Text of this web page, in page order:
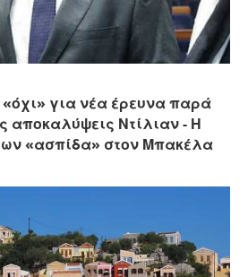
για νέα έρευνα παρά
αποκαλύψεις Ντίλιαν - Η
«ασπίδα» στον Μπακέλα